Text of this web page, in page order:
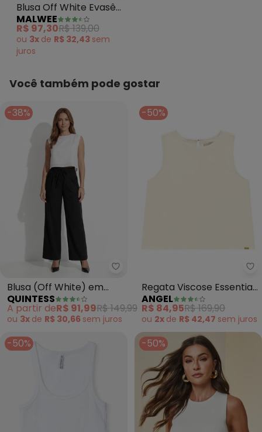
Blusa Off White Evasê
Tropical com Lastex
MALWEE
R$ 97,30R$ 139,00
ou 3x de R$ 32,43 sem
juros
Você também pode gostar
-38%
Quintess - Blusa (Off White)
Blusa (Off White) em
Tecido Laise
QUINTESS
A partir deR$ 91,99R$ 149,99
ou 3x de R$ 30,66 sem juros
-50%
Regata Viscose Essentials
(Branco)
ANGEL
R$ 84,95R$ 169,90
ou 2x de R$ 42,47 sem juros
-50% -50%